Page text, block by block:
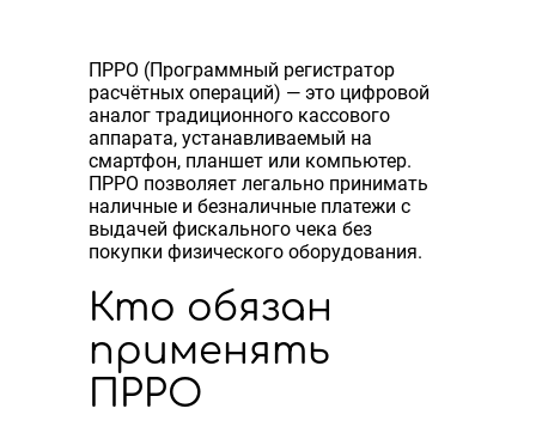
ПРРО (Программный регистратор
расчётных операций) — это цифровой
аналог традиционного кассового
аппарата, устанавливаемый на
смартфон, планшет или компьютер.
ПРРО позволяет легально принимать
наличные и безналичные платежи с
выдачей фискального чека без
покупки физического оборудования.
Кто обязан
применять
ПРРО